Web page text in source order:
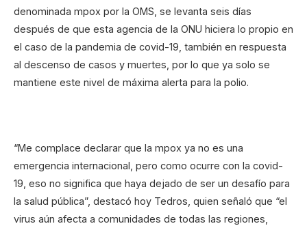
denominada mpox por la OMS, se levanta seis días
después de que esta agencia de la ONU hiciera lo propio en
el caso de la pandemia de covid-19, también en respuesta
al descenso de casos y muertes, por lo que ya solo se
mantiene este nivel de máxima alerta para la polio.
“Me complace declarar que la mpox ya no es una
emergencia internacional, pero como ocurre con la covid-
19, eso no significa que haya dejado de ser un desafío para
la salud pública”, destacó hoy Tedros, quien señaló que “el
virus aún afecta a comunidades de todas las regiones,